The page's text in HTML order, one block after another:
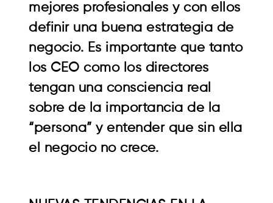
mejores profesionales y con ellos
definir una buena estrategia de
negocio. Es importante que tanto
los CEO como los directores
tengan una consciencia real
sobre de la importancia de la
“persona” y entender que sin ella
el negocio no crece.